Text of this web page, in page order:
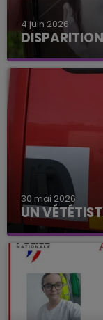
4 juin 2026
30 mai 2026
UN